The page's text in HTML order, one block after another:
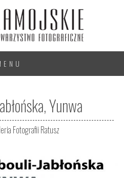
Yunwa
Fotografii Ratusz